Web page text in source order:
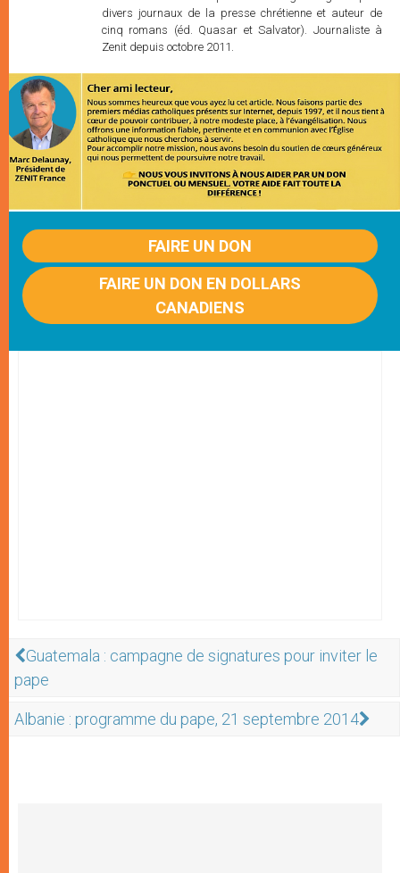
divers journaux de la presse chrétienne et auteur de
cinq romans (éd. Quasar et Salvator). Journaliste à
Zenit depuis octobre 2011.
FAIRE UN DON
FAIRE UN DON EN DOLLARS
CANADIENS
Guatemala : campagne de signatures pour inviter le
pape
Albanie : programme du pape, 21 septembre 2014